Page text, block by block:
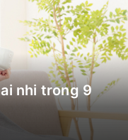
nhi trong 9